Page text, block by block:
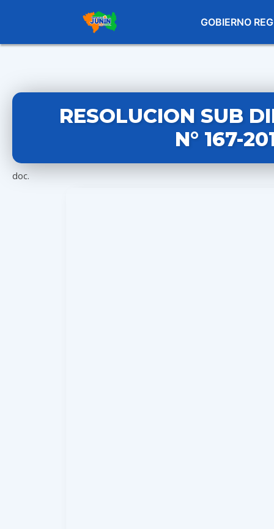
GOBIERNO
RESOLUCION SUB
N° 167-
doc.